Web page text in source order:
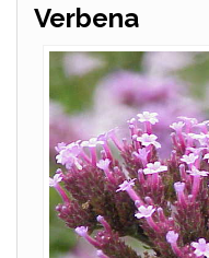
Verbena